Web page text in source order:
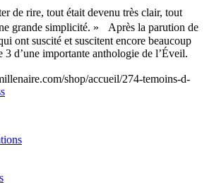
de rire, tout était devenu très clair, tout
grande simplicité. » Après la parution de
ont suscité et suscitent encore beaucoup
3 d’une importante anthologie de l’Éveil.
shop/accueil/274-temoins-d-